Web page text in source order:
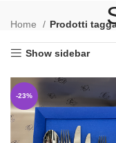
Home Prodotti
Show sidebar
-23%